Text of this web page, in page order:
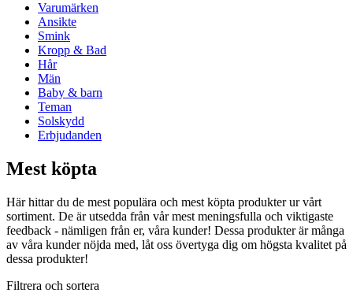
Varumärken
Ansikte
Smink
Kropp & Bad
Hår
Män
Baby & barn
Teman
Solskydd
Erbjudanden
Mest köpta
Här hittar du de mest populära och mest köpta produkter ur vårt
sortiment. De är utsedda från vår mest meningsfulla och viktigaste
feedback - nämligen från er, våra kunder! Dessa produkter är många
av våra kunder nöjda med, låt oss övertyga dig om högsta kvalitet på
dessa produkter!
Filtrera och sortera